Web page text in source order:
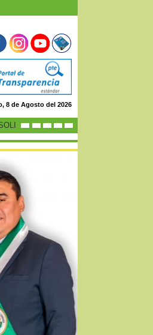
8 de Agosto del 2026
DE LA ECONOMÍA PERUANA”